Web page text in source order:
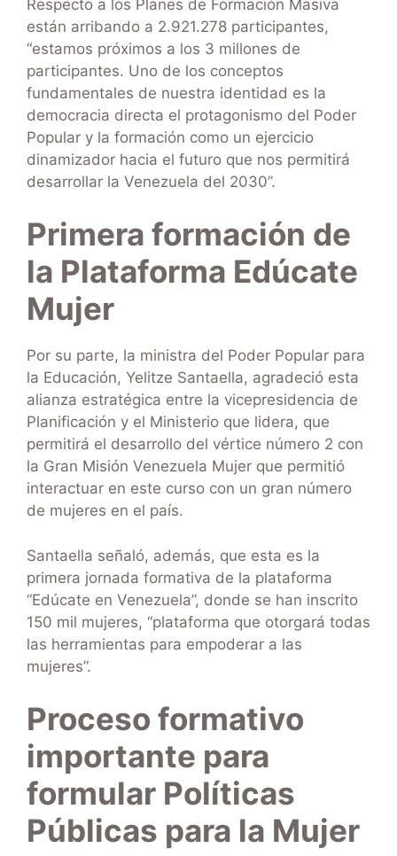
Respecto a los Planes de Formación Masiva
están arribando a 2.921.278 participantes,
“estamos próximos a los 3 millones de
participantes. Uno de los conceptos
fundamentales de nuestra identidad es la
democracia directa el protagonismo del Poder
Popular y la formación como un ejercicio
dinamizador hacia el futuro que nos permitirá
desarrollar la Venezuela del 2030”.
Primera formación de
la Plataforma Edúcate
Mujer
Por su parte, la ministra del Poder Popular para
la Educación, Yelitze Santaella, agradeció esta
alianza estratégica entre la vicepresidencia de
Planificación y el Ministerio que lidera, que
permitirá el desarrollo del vértice número 2 con
la Gran Misión Venezuela Mujer que permitió
interactuar en este curso con un gran número
de mujeres en el país.
Santaella señaló, además, que esta es la
primera jornada formativa de la plataforma
“Edúcate en Venezuela”, donde se han inscrito
150 mil mujeres, “plataforma que otorgará todas
las herramientas para empoderar a las
mujeres”.
Proceso formativo
importante para
formular Políticas
Públicas para la Mujer